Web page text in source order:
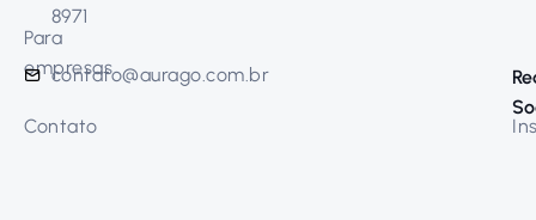
Para
empresas
Contato
8971
contato@aurago.com.br